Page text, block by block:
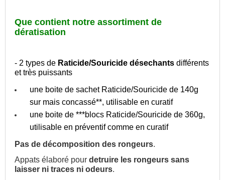
Que contient notre assortiment de
dératisation
- 2 types de Raticide/Souricide désechants différents
et très puissants
une boite de sachet Raticide/Souricide de 140g
sur mais concassé**, utilisable en curatif
une boite de ***blocs Raticide/Souricide de 360g,
utilisable en préventif comme en curatif
Pas de décomposition des rongeurs.
Appats élaboré pourdetruire les rongeurs sans
laisser ni traces ni odeurs.